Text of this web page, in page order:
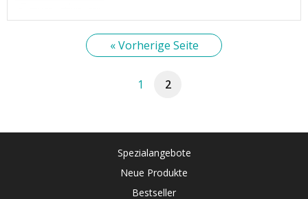
« Vorherige Seite
1 2
Spezialangebote
Neue Produkte
Bestseller